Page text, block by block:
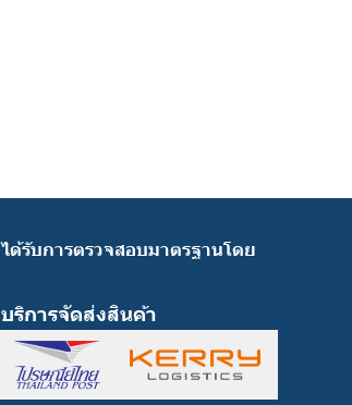
ได้รับการตรวจสอบมาตรฐานโดย
บริการจัดส่งสินค้า